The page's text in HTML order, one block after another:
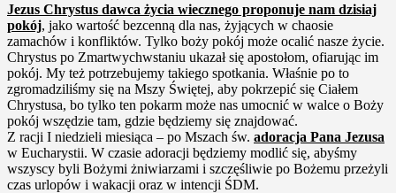
Jezus Chrystus dawca życia wiecznego proponuje nam dzisiaj
pokój, jako wartość bezcenną dla nas, żyjących w chaosie
zamachów i konfliktów. Tylko boży pokój może ocalić nasze życie.
Chrystus po Zmartwychwstaniu ukazał się apostołom, ofiarując im
pokój. My też potrzebujemy takiego spotkania. Właśnie po to
zgromadziliśmy się na Mszy Świętej, aby pokrzepić się Ciałem
Chrystusa, bo tylko ten pokarm może nas umocnić w walce o Boży
pokój wszędzie tam, gdzie będziemy się znajdować.
Z racji I niedzieli miesiąca – po Mszach św. adoracja Pana Jezusa
w Eucharystii. W czasie adoracji będziemy modlić się, abyśmy
wszyscy byli Bożymi żniwiarzami i szczęśliwie po Bożemu przeżyli
czas urlopów i wakacji oraz w intencji ŚDM.